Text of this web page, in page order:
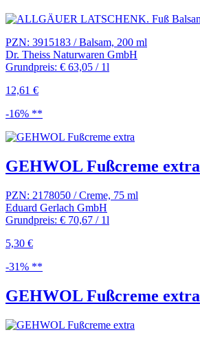
PZN: 3915183 / Balsam, 200 ml
Dr. Theiss Naturwaren GmbH
Grundpreis: € 63,05 / 1l
12,61 €
-16% **
GEHWOL Fußcreme extra
PZN: 2178050 / Creme, 75 ml
Eduard Gerlach GmbH
Grundpreis: € 70,67 / 1l
5,30 €
-31% **
GEHWOL Fußcreme extra